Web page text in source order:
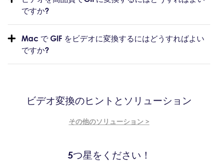
ですか?
Mac で GIF をビデオに変換するにはどうすればよい
ですか?
ビデオ変換のヒントとソリューション
その他のソリューション >
5つ星をください！